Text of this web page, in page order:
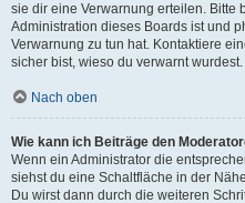
sie dir eine Verwarnung erteilen. Bitte
Administration dieses Boards ist und
Verwarnung zu tun hat. Kontaktiere
sicher bist, wieso du verwarnt wurdest.
Nach oben
Wie kann ich Beiträge den
Wenn ein Administrator die
siehst du eine Schaltfläche in der
Du wirst dann durch die weiteren